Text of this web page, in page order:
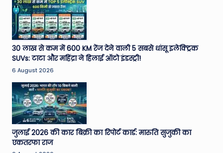
30 लाख से कम में 600 KM रेंज देने वाली 5 सबसे धांसू इलेक्ट्रिक
SUVs: टाटा और महिंद्रा ने हिलाई ऑटो इंडस्ट्री!
6 August 2026
जुलाई 2026 की कार बिक्री का रिपोर्ट कार्ड: मारुति सुजुकी का
एकतरफा राज